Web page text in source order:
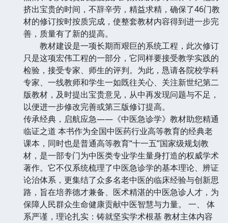
挤出宝贵的时间，不辞辛劳，精益求精，确保了46门教
材的修订按时按质完成，使整套教材内容得到进一步完
善，质量有了新的提高。
教材建设是一项长期而艰巨的系统工程，此次修订
只是这项宏伟工程的一部分，它同样要接受教学实践的
检验，接受专家、师生的评判。为此，恳请各院校学科
专家、一线教师和学生一如既往关心、关注新世纪第二
版教材，及时提出宝贵意见，从中再发现问题与不足，
以便进一步修改完善或第三版修订提高。
传承经典，启航应急——《中医急诊学》教材助您精通
临证之道 本书作为全国中医药行业高等教育的经典老
课本，同时也是普通高等教育“十一五”国家级规划教
材，是一部专门为中医类专业学生量身打造的权威学术
著作。它不仅系统梳理了中医急诊学的基本理论、辨证
论治体系，更集结了众多名老中医的临床经验与创新思
路，旨在培养德才兼备、医术精湛的中医急诊人才，为
保障人民群众生命健康贡献中医智慧与力量。 一、 体
系严谨，理论扎实：铸就坚实学术根基 教材主体内容